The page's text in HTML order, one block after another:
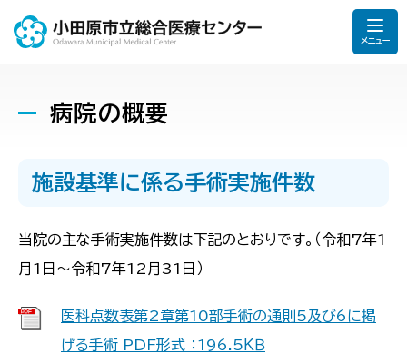
メニュー
病院の概要
施設基準に係る手術実施件数
当院の主な手術実施件数は下記のとおりです。（令和7年1
月1日〜令和7年12月31日）
医科点数表第2章第10部手術の通則5及び6に掲
げる手術 PDF形式 ：196.5ＫＢ